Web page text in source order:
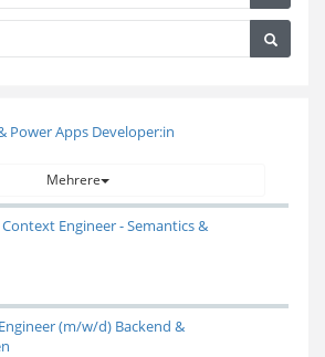
Power Apps Developer:in
Mehrere
Engineer - Semantics &
(m/w/d) Backend &